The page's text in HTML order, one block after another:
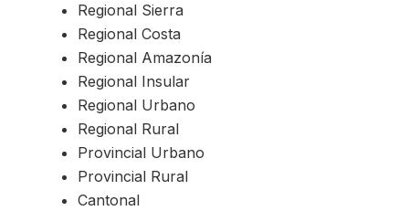
Regional Sierra
Regional Costa
Regional Amazonía
Regional Insular
Regional Urbano
Regional Rural
Provincial Urbano
Provincial Rural
Cantonal